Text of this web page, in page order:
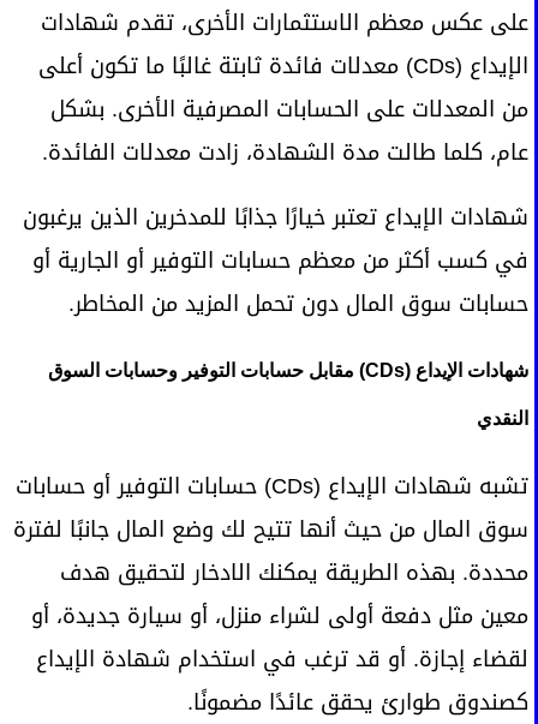
على عكس معظم الاستثمارات الأخرى، تقدم شهادات
الإيداع (CDs) معدلات فائدة ثابتة غالبًا ما تكون أعلى
من المعدلات على الحسابات المصرفية الأخرى. بشكل
عام، كلما طالت مدة الشهادة، زادت معدلات الفائدة.
شهادات الإيداع تعتبر خيارًا جذابًا للمدخرين الذين يرغبون
في كسب أكثر من معظم حسابات التوفير أو الجارية أو
حسابات سوق المال دون تحمل المزيد من المخاطر.
شهادات الإيداع (CDs) مقابل حسابات التوفير وحسابات السوق
النقدي
تشبه شهادات الإيداع (CDs) حسابات التوفير أو حسابات
سوق المال من حيث أنها تتيح لك وضع المال جانبًا لفترة
محددة. بهذه الطريقة يمكنك الادخار لتحقيق هدف
معين مثل دفعة أولى لشراء منزل، أو سيارة جديدة، أو
لقضاء إجازة. أو قد ترغب في استخدام شهادة الإيداع
كصندوق طوارئ يحقق عائدًا مضمونًا.